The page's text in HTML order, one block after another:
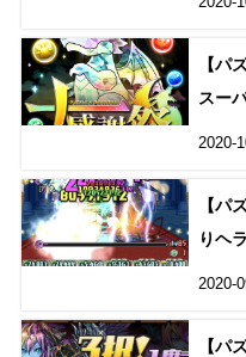
【パ
スー
2020-
【パ
りヘ
2020-
【パ